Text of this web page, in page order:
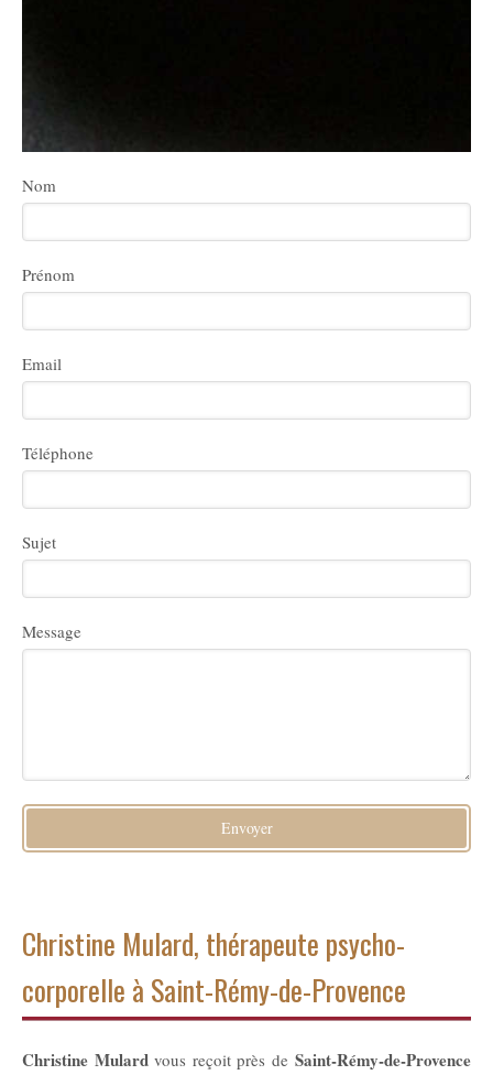
Nom
Prénom
Email
Téléphone
Sujet
Message
Envoyer
Christine Mulard, thérapeute psycho-
corporelle à Saint-Rémy-de-Provence
Christine Mulardvous reçoit près de Saint-Rémy-de-Provence